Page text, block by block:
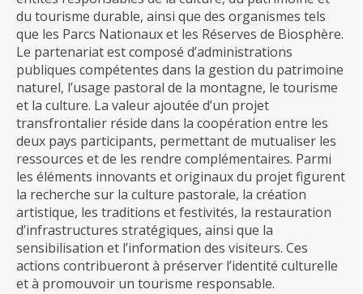
du tourisme durable, ainsi que des organismes tels
que les Parcs Nationaux et les Réserves de Biosphère.
Le partenariat est composé d’administrations
publiques compétentes dans la gestion du patrimoine
naturel, l’usage pastoral de la montagne, le tourisme
et la culture. La valeur ajoutée d’un projet
transfrontalier réside dans la coopération entre les
deux pays participants, permettant de mutualiser les
ressources et de les rendre complémentaires. Parmi
les éléments innovants et originaux du projet figurent
la recherche sur la culture pastorale, la création
artistique, les traditions et festivités, la restauration
d’infrastructures stratégiques, ainsi que la
sensibilisation et l’information des visiteurs. Ces
actions contribueront à préserver l’identité culturelle
et à promouvoir un tourisme responsable.